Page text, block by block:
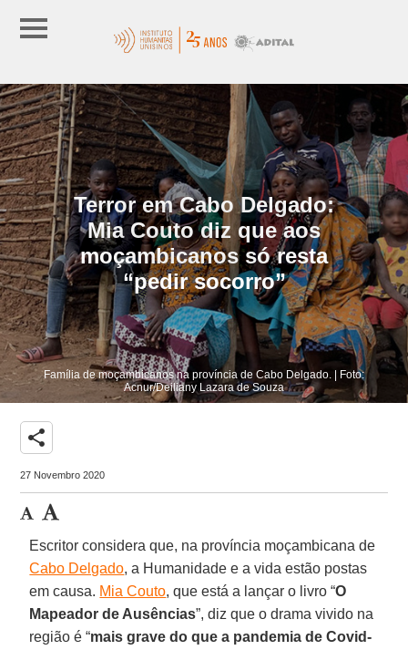
Terror em Cabo Delgado:
Mia Couto diz que aos
moçambicanos só resta
“pedir socorro”
Família de moçambicanos na província de Cabo Delgado. | Foto:
Acnur/Deiliany Lazara de Souza
share
27 Novembro 2020
Escritor considera que, na província moçambicana de
Cabo Delgado, a Humanidade e a vida estão postas
em causa. Mia Couto, que está a lançar o livro “O
Mapeador de Ausências”, diz que o drama vivido na
região é “mais grave do que a pandemia de Covid-